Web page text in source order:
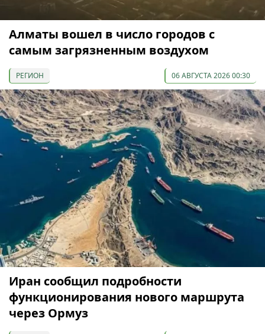
Алматы вошел в число городов с
самым загрязненным воздухом
РЕГИОН 06 АВГУСТА 2026 00:30
Иран сообщил подробности
функционирования нового маршрута
через Ормуз